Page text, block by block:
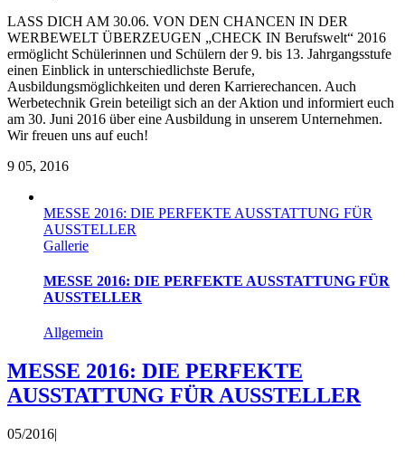
LASS DICH AM 30.06. VON DEN CHANCEN IN DER
WERBEWELT ÜBERZEUGEN „CHECK IN Berufswelt“ 2016
ermöglicht Schülerinnen und Schülern der 9. bis 13. Jahrgangsstufe
einen Einblick in unterschiedlichste Berufe,
Ausbildungsmöglichkeiten und deren Karrierechancen. Auch
Werbetechnik Grein beteiligt sich an der Aktion und informiert euch
am 30. Juni 2016 über eine Ausbildung in unserem Unternehmen.
Wir freuen uns auf euch!
9 05, 2016
MESSE 2016: DIE PERFEKTE AUSSTATTUNG FÜR
AUSSTELLER
Gallerie
MESSE 2016: DIE PERFEKTE AUSSTATTUNG FÜR
AUSSTELLER
Allgemein
MESSE 2016: DIE PERFEKTE
AUSSTATTUNG FÜR AUSSTELLER
05/2016|